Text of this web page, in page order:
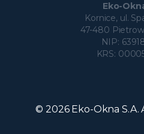
Eko-
Kornice, ul.
47-480
NIP:
KRS:
© 2026 Eko-Okna S.A.